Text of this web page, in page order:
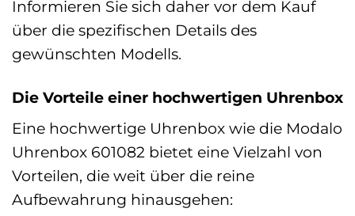
Informieren Sie sich daher vor dem Kauf
über die spezifischen Details des
gewünschten Modells.
Die Vorteile einer hochwertigen Uhrenbox
Eine hochwertige Uhrenbox wie die Modalo
Uhrenbox 601082 bietet eine Vielzahl von
Vorteilen, die weit über die reine
Aufbewahrung hinausgehen: